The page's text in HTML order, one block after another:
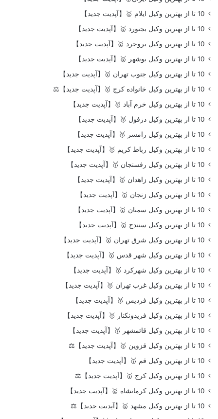
10 تا از بهترین وکیل ایلام 🥇【آپدیت جدید】
10 تا از بهترین وکیل بجنورد 🥇【آپدیت جدید】
10 تا از بهترین وکیل بروجرد 🥇【آپدیت جدید】
10 تا از بهترین وکیل بوشهر 🥇【آپدیت جدید】
10 تا از بهترین وکیل جنوب تهران 🥇【آپدیت جدید】
10 تا از بهترین وکیل خانواده کرج 🥇【آپدیت جدید】⚖️
10 تا از بهترین وکیل خرم آباد 🥇【آپدیت جدید】
10 تا از بهترین وکیل دزفول 🥇【آپدیت جدید】
10 تا از بهترین وکیل رامسر 🥇【آپدیت جدید】
10 تا از بهترین وکیل رباط کریم 🥇【آپدیت جدید】
10 تا از بهترین وکیل رفسنجان 🥇【آپدیت جدید】
10 تا از بهترین وکیل زاهدان 🥇【آپدیت جدید】
10 تا از بهترین وکیل زنجان 🥇【آپدیت جدید】
10 تا از بهترین وکیل سمنان 🥇【آپدیت جدید】
10 تا از بهترین وکیل سنندج 🥇【آپدیت جدید】
10 تا از بهترین وکیل شرق تهران 🥇【آپدیت جدید】
10 تا از بهترین وکیل شهر قدس 🥇【آپدیت جدید】
10 تا از بهترین وکیل شهرکرد 🥇【آپدیت جدید】
10 تا از بهترین وکیل غرب تهران 🥇【آپدیت جدید】
10 تا از بهترین وکیل فردیس 🥇【آپدیت جدید】
10 تا از بهترین وکیل فریدونکنار 🥇【آپدیت جدید】
10 تا از بهترین وکیل قائمشهر 🥇【آپدیت جدید】
10 تا از بهترین وکیل قزوین 🥇【آپدیت جدید】⚖️
10 تا از بهترین وکیل قم 🥇【آپدیت جدید】
10 تا از بهترین وکیل کرج 🥇【آپدیت جدید】⚖️
10 تا از بهترین وکیل کرمانشاه 🥇【آپدیت جدید】
10 تا از بهترین وکیل مشهد 🥇【آپدیت جدید】⚖️